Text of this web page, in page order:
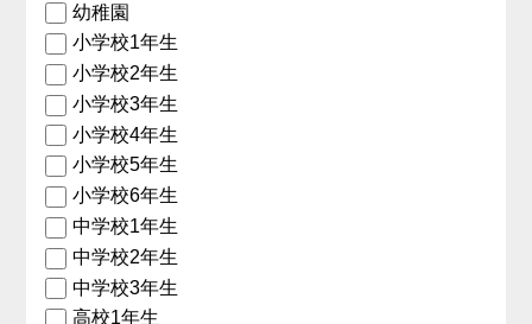
幼稚園
小学校1年生
小学校2年生
小学校3年生
小学校4年生
小学校5年生
小学校6年生
中学校1年生
中学校2年生
中学校3年生
高校1年生